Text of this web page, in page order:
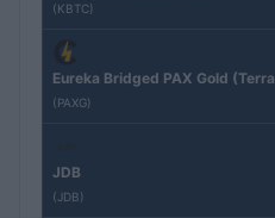
(KBTC)
Eureka Bridged PAX Gold (Terra
(PAXG)
JDB
(JDB)